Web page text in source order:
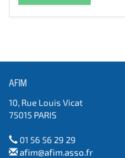
AFIM
10, Rue Louis Vicat
75015 PARIS
01 56 56 29 29
afim@afim.asso.fr